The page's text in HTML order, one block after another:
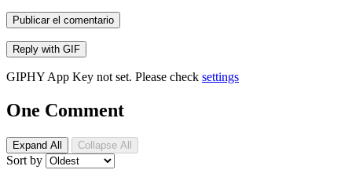
Publicar el comentario
Reply with GIF
GIPHY App Key not set. Please check settings
One Comment
Expand All Collapse All
Sort by